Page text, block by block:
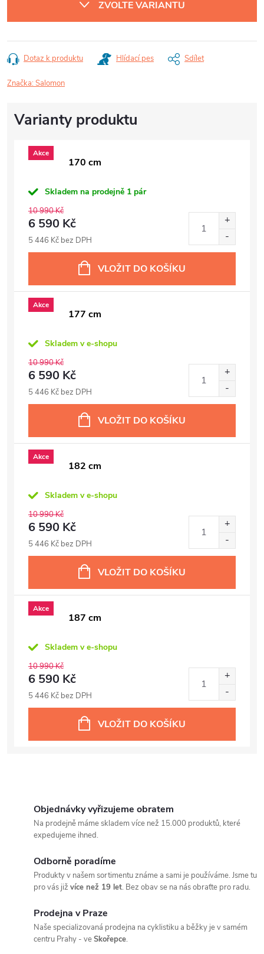
ZVOLTE VARIANTU
Dotaz k produktu Hlídací pes Sdílet
Značka:Salomon
Akce
170 cm
Skladem na prodejně 1 pár
10 990 Kč
6 590 Kč
5 446 Kč bez DPH
VLOŽIT DO KOŠÍKU
Akce
177 cm
Skladem v e-shopu
10 990 Kč
6 590 Kč
5 446 Kč bez DPH
VLOŽIT DO KOŠÍKU
Akce
182 cm
Skladem v e-shopu
10 990 Kč
6 590 Kč
5 446 Kč bez DPH
VLOŽIT DO KOŠÍKU
Akce
187 cm
Skladem v e-shopu
10 990 Kč
6 590 Kč
5 446 Kč bez DPH
VLOŽIT DO KOŠÍKU
Objednávky vyřizujeme obratem
Na prodejně máme skladem více než 15.000 produktů, které
expedujeme ihned.
Odborně poradíme
Produkty v našem sortimentu známe a sami je používáme. Jsme tu
pro vás již více než 19 let. Bez obav se na nás obraťte pro radu.
Prodejna v Praze
Naše specializovaná prodejna na cyklistiku a běžky je v samém
centru Prahy - veSkořepce.